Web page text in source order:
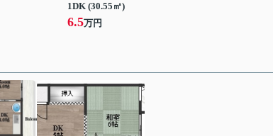
1DK (30.55㎡)
6.5万円